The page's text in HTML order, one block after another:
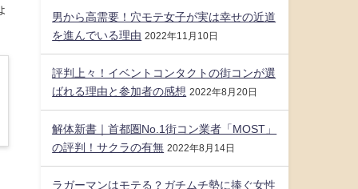
男から高需要！穴モテ女子が実は幸せの近道
を進んでいる理由 2022年11月10日
評判上々！イベントコンタクトの街コンが選
ばれる理由と参加者の感想 2022年8月20日
解体新書｜首都圏No.1街コン業者「MOST」
の評判！サクラの有無 2022年8月14日
ラガーマンはモテる？ガチムチ勢に捧ぐ女性